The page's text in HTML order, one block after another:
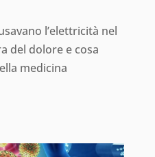
l’elettricità nel
del dolore e cosa
medicina